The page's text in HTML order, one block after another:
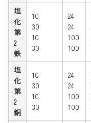
塩
化
第
2
鉄
10
30
10
30
24
24
100
100
塩
化
第
2
銅
10
30
10
30
24
24
100
100